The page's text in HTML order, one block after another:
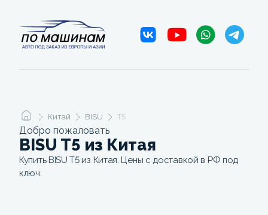
Китай BISU T5
Добро пожаловать
BISU T5 из Китая
Купить BISU T5 из Китая. Цены с доставкой в РФ под
ключ.